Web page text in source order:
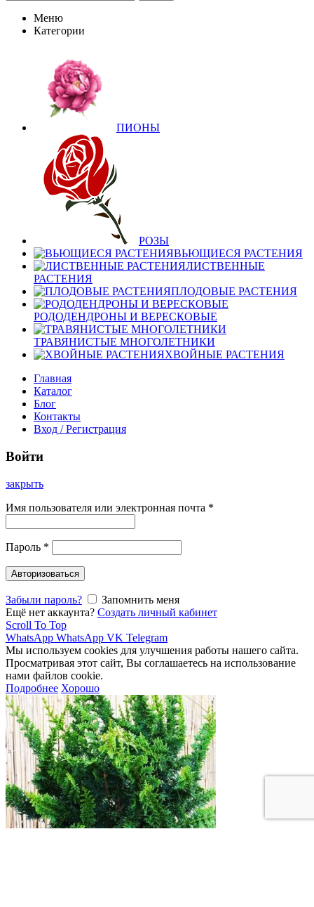
Меню
Категории
ПИОНЫ
РОЗЫ
ВЬЮЩИЕСЯ РАСТЕНИЯ
ЛИСТВЕННЫЕ
РАСТЕНИЯ
ПЛОДОВЫЕ РАСТЕНИЯ
РОДОДЕНДРОНЫ И ВЕРЕСКОВЫЕ
ТРАВЯНИСТЫЕ МНОГОЛЕТНИКИ
ХВОЙНЫЕ РАСТЕНИЯ
Главная
Каталог
Блог
Контакты
Вход / Регистрация
Войти
закрыть
Имя пользователя или электронная почта *
Пароль *
Авторизоваться
Забыли пароль?
Запомнить меня
Ещё нет аккаунта? Создать личный кабинет
Scroll To Top
WhatsApp WhatsApp VK Telegram
Мы используем cookies для улучшения работы нашего сайта.
Просматривая этот сайт, Вы соглашаетесь на использование
нами файлов cookie.
Подробнее Хорошо